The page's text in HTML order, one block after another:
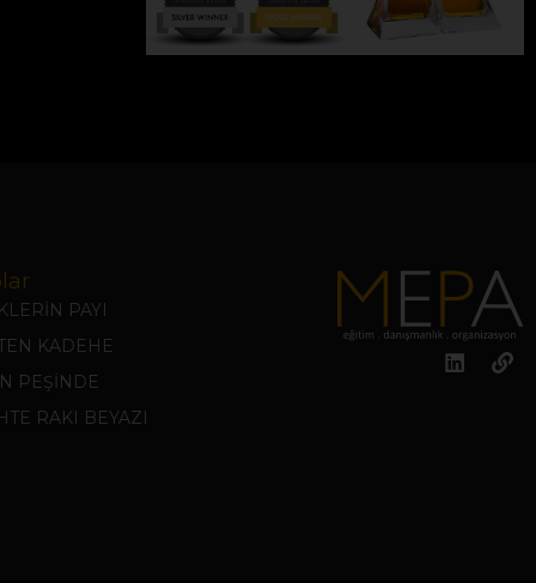
PAYI
KADEHE
PEŞİNDE
RAKI BEYAZI